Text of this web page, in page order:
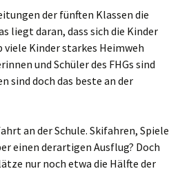
der fünften Klassen die
liegt daran, dass sich die Kinder
Kinder starkes Heimweh
und Schüler des FHGs sind
sind doch das beste an der
an der Schule. Skifahren, Spiele
einen derartigen Ausflug? Doch
nur noch etwa die Hälfte der